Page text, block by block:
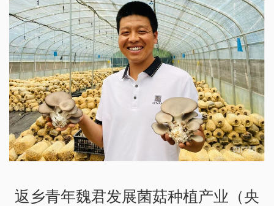
返乡青年魏君发展菌菇种植产业（央